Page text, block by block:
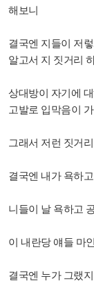
해보니
결국엔 지들이 저
알고서 지 짓거리
상대방이 자기에
고발로 입막음이
그래서 저런 짓거
결국엔 내가 욕하
니들이 날 욕하고
이 내란당 얘들 마
결국엔 누가 그랬